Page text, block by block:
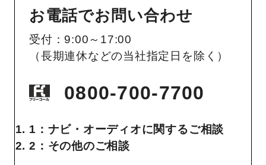
お電話でお問い合わせ
受付：9:00～17:00
（長期連休などの当社指定日を除く）
0800-700-7700
1：ナビ・オーディオに関するご相談
2：その他のご相談